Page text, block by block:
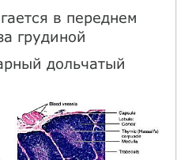
в переднем
грудиной
дольчатый